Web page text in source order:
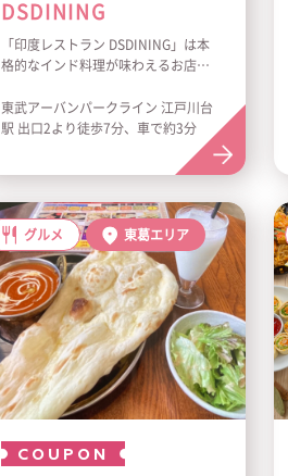
DSDINING
「印度レストラン DSDINING」は本
格的なインド料理が味わえるお店で
インド料理を楽しむことができま
す。
ランチタイムはお得なカレーセット
もご用意しております。皆様のご来
東武アーバンパークライン 江戸川台
駅 出口2より徒歩7分、車で約3分
グルメ 東葛エリア
COUPON